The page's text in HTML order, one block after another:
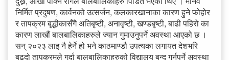
निर्मित प्रदुषण, कार्वनको उत्सर्जन, कलकारखानाका कारण हुने फोहोर
र तापक्रम बृद्धीकासँगै अतिबृष्टी, अनावृष्टी, खण्डबृष्टी, बाढी पहिरो का
कारण लाखौं बालबालिकाहरुले ज्यान गुमाउनुपर्ने अवस्था आएको छ ।
सन् २०२३ लाइ नै हेर्ने हो भने काठमाण्डौ उपत्यका लगायत देशभरि
बढदो तापक्रमले गर्दा बालबालिकाहरुको विद्यालय बन्द गर्नुपर्ने अवस्था